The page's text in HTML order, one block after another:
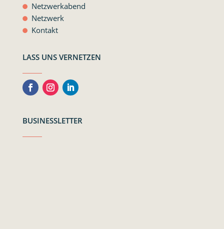
Netzwerkabend
Netzwerk
Kontakt
LASS UNS VERNETZEN
BUSINESSLETTER